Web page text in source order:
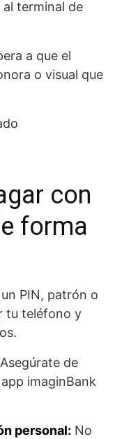
terminal de
a que el
o visual que
con
forma
PIN, patrón o
tu teléfono y
Asegúrate de
imaginBank
personal: No